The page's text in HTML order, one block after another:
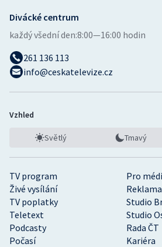
TV program
Pro
Živé vysílání
Reklama
TV poplatky
Studio
Teletext
Studio
Podcasty
Rada ČT
Počasí
Kariéra
Divácké centrum
každý všední den:8:00—16:00 hodin
261 136 113
info@ceskatelevize.cz
Vzhled
Světlý Tmavý